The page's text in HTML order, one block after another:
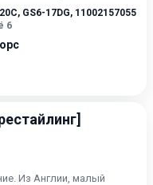
, GS6-17DG, 11002157055
6
Из Англии, малый